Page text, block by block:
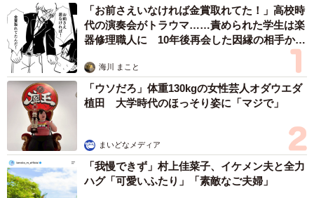
「お前さえいなければ金賞取れてた！」高校時
代の演奏会がトラウマ……責められた学生は楽
器修理職人に 10年後再会した因縁の相手から
海川 まこと
「ウソだろ」体重130kgの女性芸人オダウエダ
植田 大学時代のほっそり姿に「マジで」
まいどなメディア
「我慢できず」村上佳菜子、イケメン夫と全力
ハグ「可愛いふたり」「素敵なご夫婦」